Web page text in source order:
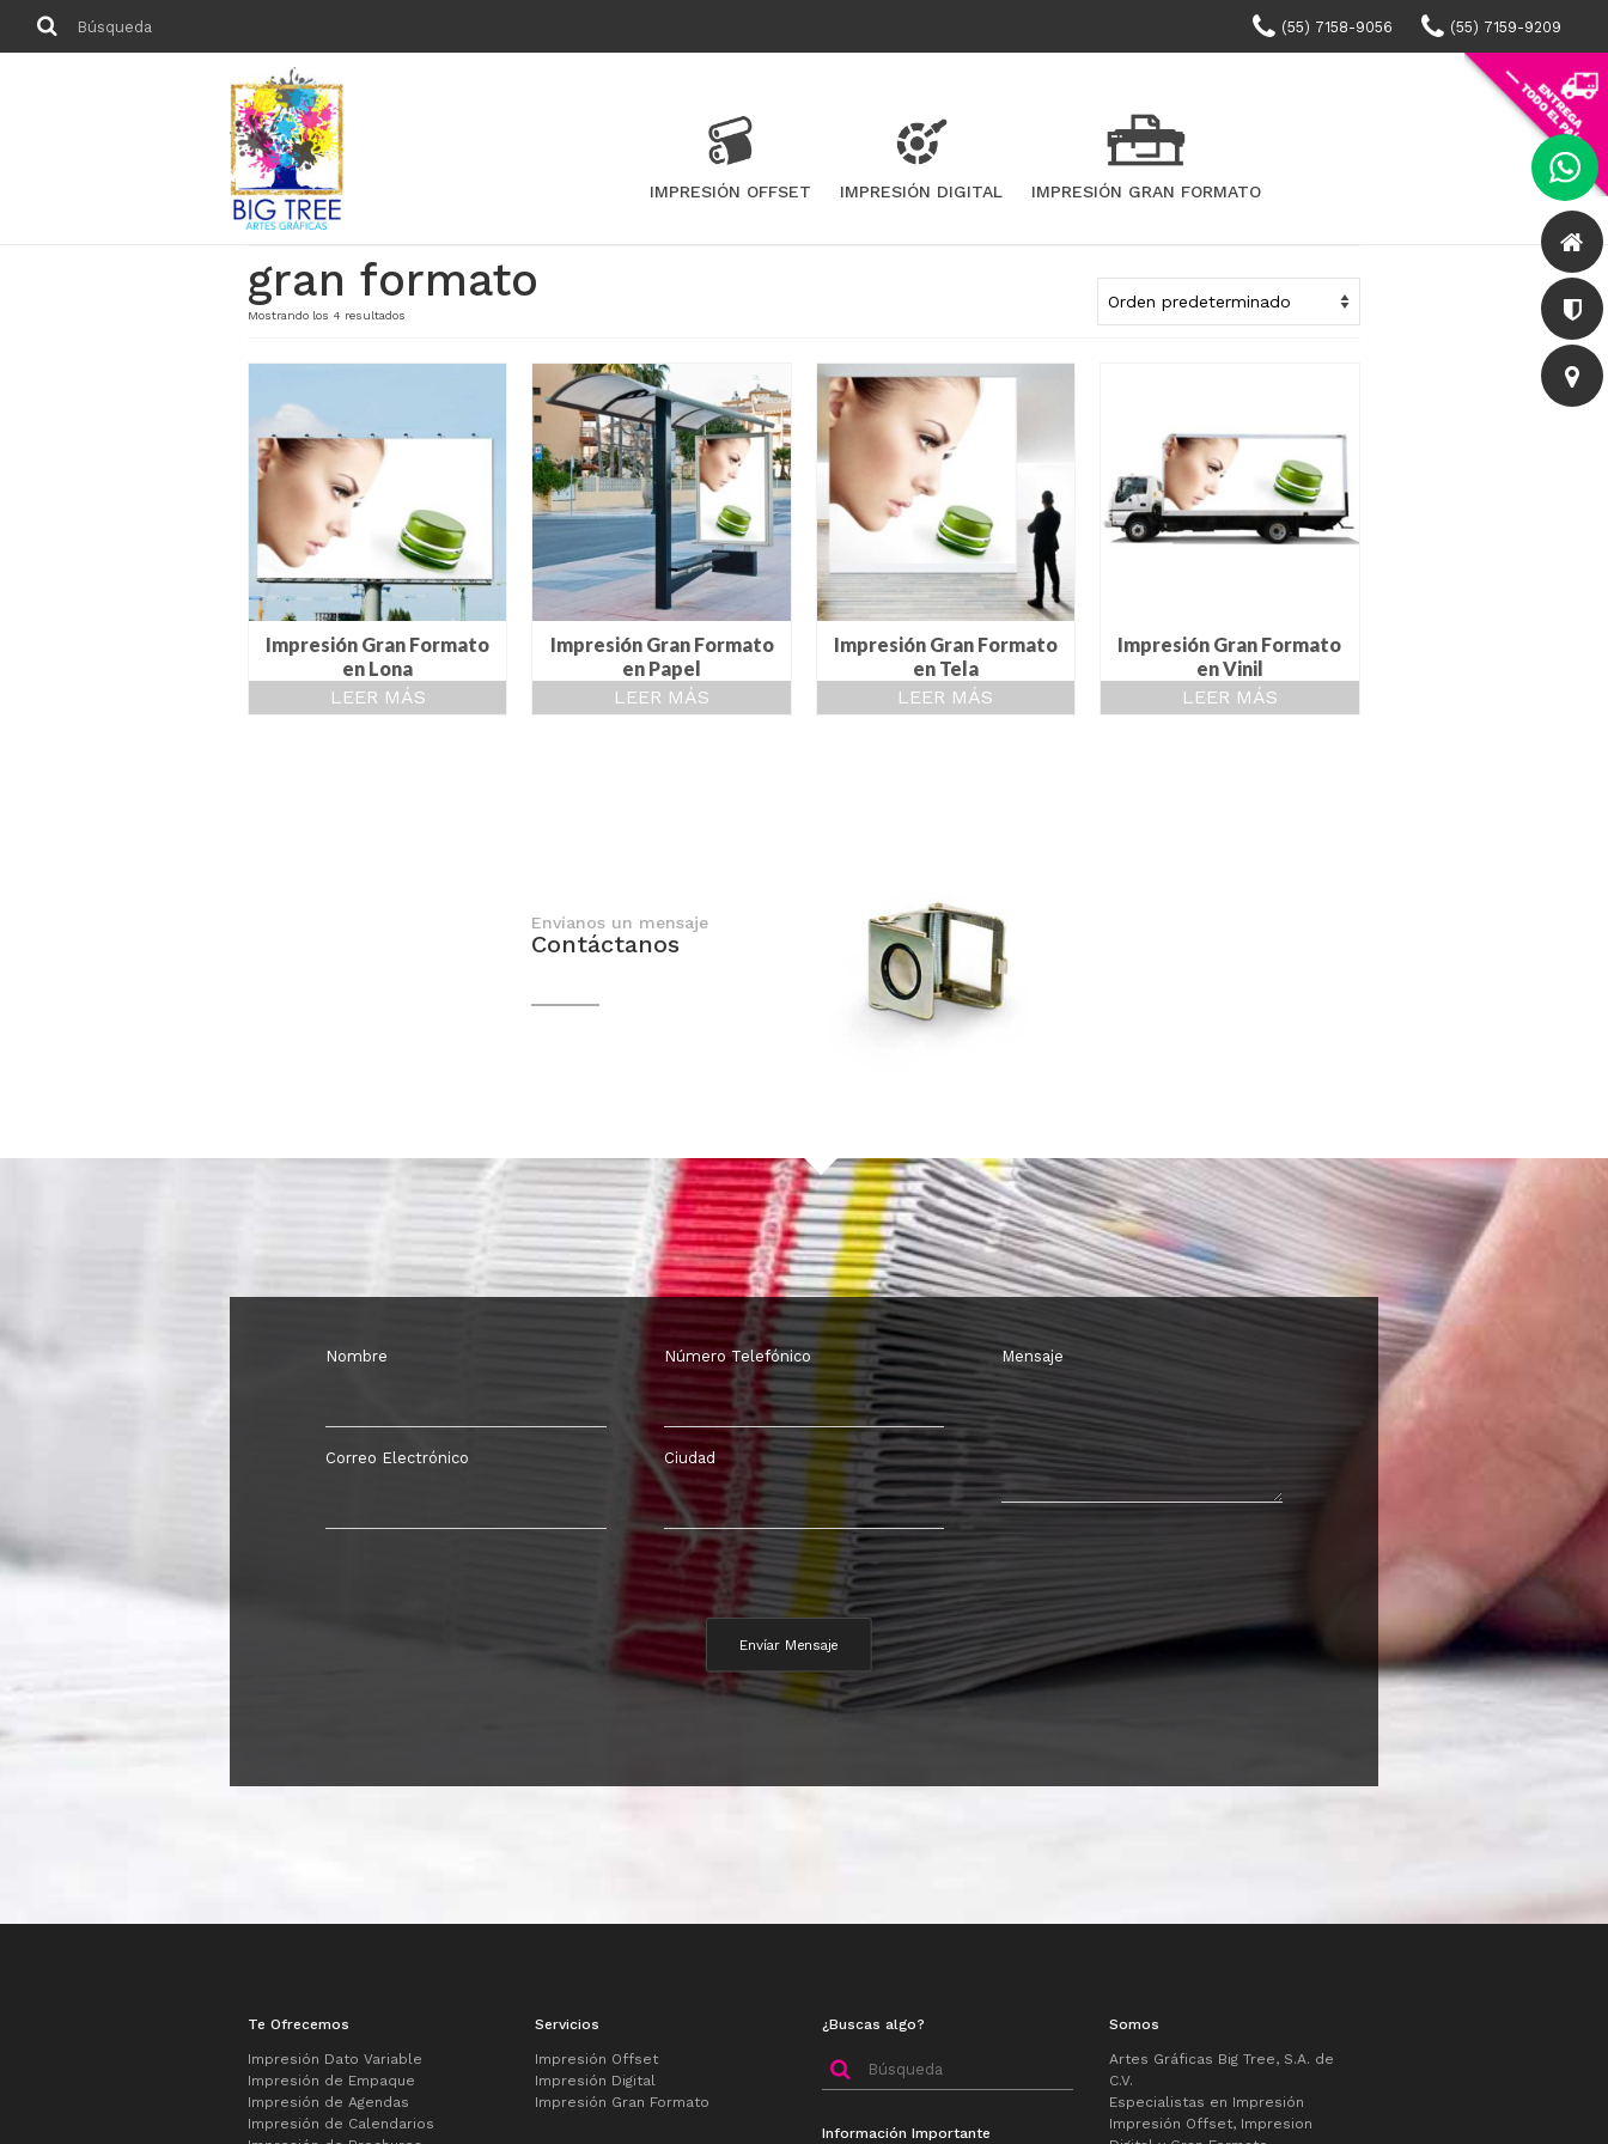
Buscar
por:
(55) 7158-9056 (55) 7159-9209
IMPRESIÓN OFFSET IMPRESIÓN DIGITAL IMPRESIÓN GRAN FORMATO
gran formato
Mostrando los 4 resultados
Impresión Gran Formato
en Lona
LEER MÁS
Impresión Gran Formato
en Papel
LEER MÁS
Impresión Gran Formato
en Tela
LEER MÁS
Impresión Gran Formato
en Vinil
LEER MÁS
Envíanos un mensaje
Contáctanos
Nombre
Correo Electrónico
Número Telefónico
Ciudad
Mensaje
Te Ofrecemos
Impresión Dato Variable
Impresión de Empaque
Impresión de Agendas
Impresión de Calendarios
Servicios
Impresión Offset
Impresión Digital
Impresión Gran Formato
¿Buscas algo?
Buscar
por:
Información Importante
Somos
Artes Gráficas Big Tree, S.A. de
C.V.
Especialistas en Impresión
Impresión Offset, Impresion